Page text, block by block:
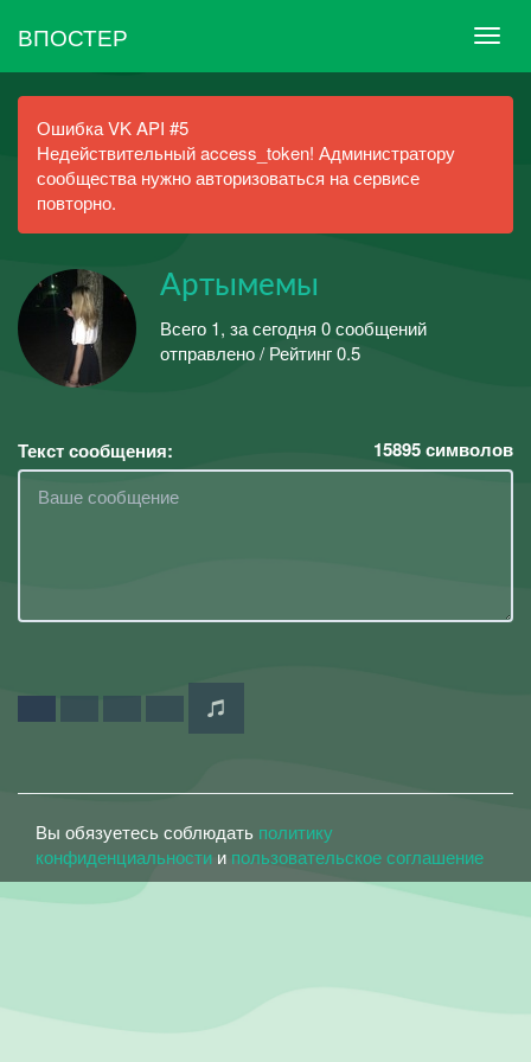
ВПОСТЕР
Ошибка VK API #5
Недействительный access_token! Администратору
сообщества нужно авторизоваться на сервисе
повторно.
Артымемы
Всего 1, за сегодня 0 сообщений
отправлено / Рейтинг 0.5
Текст сообщения: 15895символов
Вы обязуетесь соблюдать политику
конфиденциальности и пользовательское соглашение